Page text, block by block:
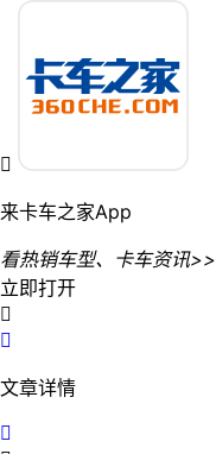

来卡车之家App
看热销车型、卡车资讯>>
立即打开


文章详情
